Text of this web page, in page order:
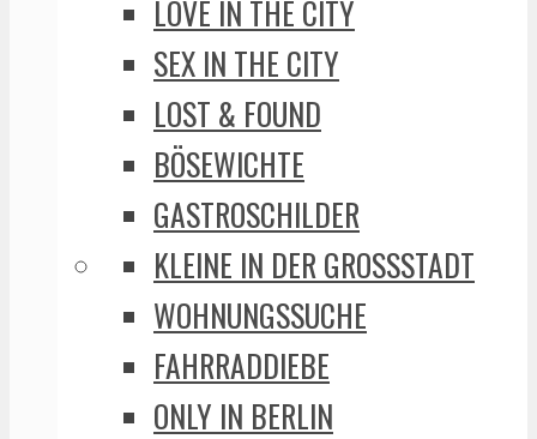
LOVE IN THE CITY
SEX IN THE CITY
LOST & FOUND
BÖSEWICHTE
GASTROSCHILDER
KLEINE IN DER GROSSSTADT
WOHNUNGSSUCHE
FAHRRADDIEBE
ONLY IN BERLIN